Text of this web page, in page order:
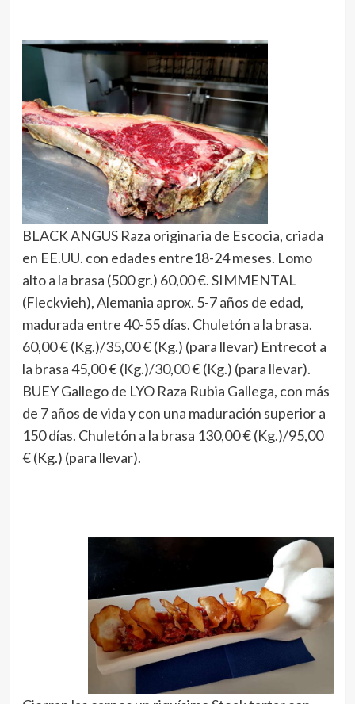
BLACK ANGUS Raza originaria de Escocia, criada
en EE.UU. con edades entre18-24 meses. Lomo
alto a la brasa (500 gr.) 60,00 €. SIMMENTAL
(Fleckvieh), Alemania aprox. 5-7 años de edad,
madurada entre 40-55 días. Chuletón a la brasa.
60,00 € (Kg.)/35,00 € (Kg.) (para llevar) Entrecot a
la brasa 45,00 € (Kg.)/30,00 € (Kg.) (para llevar).
BUEY Gallego de LYO Raza Rubia Gallega, con más
de 7 años de vida y con una maduración superior a
150 días. Chuletón a la brasa 130,00 € (Kg.)/95,00
€ (Kg.) (para llevar).